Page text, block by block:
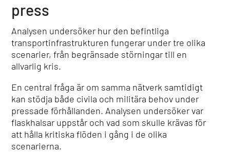
press
Analysen undersöker hur den befintliga
transportinfrastrukturen fungerar under tre olika
scenarier, från begränsade störningar till en
allvarlig kris.
En central fråga är om samma nätverk samtidigt
kan stödja både civila och militära behov under
pressade förhållanden. Analysen undersöker var
flaskhalsar uppstår och vad som skulle krävas för
att hålla kritiska flöden i gång i de olika
scenarierna.